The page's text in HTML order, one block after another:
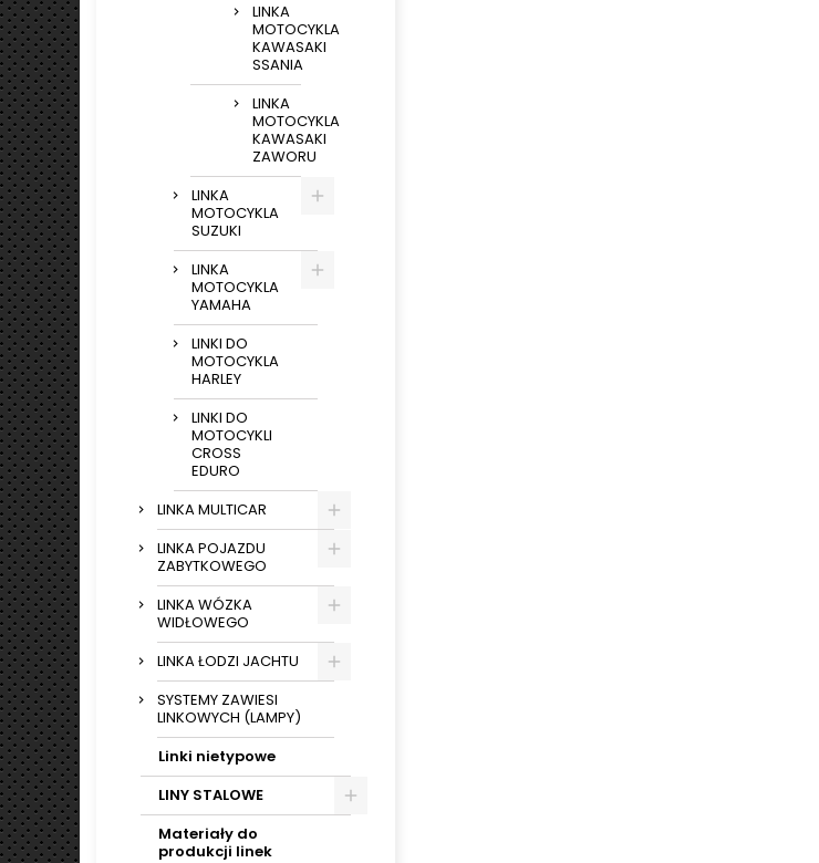
LINKA
MOTOCYKLA
KAWASAKI
SSANIA
LINKA
MOTOCYKLA
KAWASAKI
ZAWORU
LINKA
MOTOCYKLA
SUZUKI
LINKA
MOTOCYKLA
YAMAHA
LINKI DO
MOTOCYKLA
HARLEY
LINKI DO
MOTOCYKLI
CROSS
EDURO
LINKA MULTICAR
LINKA POJAZDU
ZABYTKOWEGO
LINKA WÓZKA
WIDŁOWEGO
LINKA ŁODZI JACHTU
SYSTEMY ZAWIESI
LINKOWYCH (LAMPY)
Linki nietypowe
LINY STALOWE
Materiały do
produkcji linek